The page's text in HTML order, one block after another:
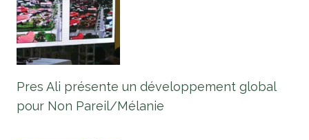
Pres Ali présente un développement global
pour Non Pareil/Mélanie